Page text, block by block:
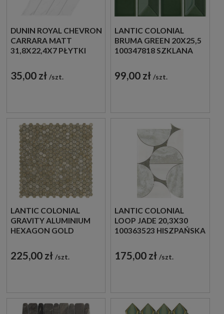
DUNIN ROYAL CHEVRON
CARRARA MATT
31,8X22,4X7 PŁYTKI
35,00 zł szt.
LANTIC COLONIAL
BRUMA GREEN 20X25,5
100347818 SZKLANA
DEKORACYJNA W
ZIELONYM ODCIENIU
99,00 zł szt.
LANTIC COLONIAL
GRAVITY ALUMINIUM
HEXAGON GOLD
MOZAIKA METALOWA
SZCZOTKOWANA
225,00 zł szt.
LANTIC COLONIAL
LOOP JADE 20,3X30
100363523 HISZPAŃSKA
DEKORACYJNA
IMITUJĄCA KAMIEŃ W
175,00 zł szt.